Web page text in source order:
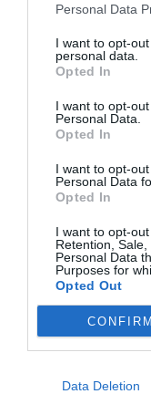
Personal Data
I want to opt-
personal data.
Opted In
I want to opt-
Personal Data.
Opted In
I want to opt-
Personal Data
Opted In
I want to opt-
Retention,
Personal Data
Purposes for
Opted Out
CONFIRM
Data Deletion
investigación
ingente
por Redacción
Artículos anteriores
Enormes
por Eulogio López